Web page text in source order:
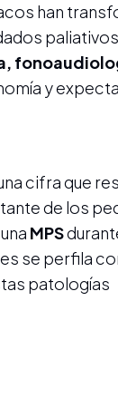
han
y
cifra que
de los
MPS
se perfila
patologías